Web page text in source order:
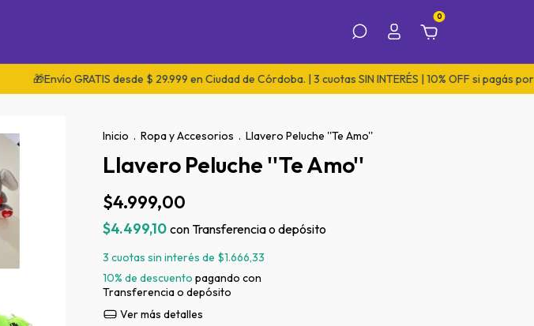
0
🎁Envío GRATIS desde $ 29.999 en Ciudad de Córdoba. | 3 cuotas SIN INTERÉS | 10% OFF si pagás por
Inicio . Ropa y Accesorios . Llavero Peluche ''Te Amo''
Llavero Peluche ''Te Amo''
$4.999,00
$4.499,10 conTransferencia o depósito
3 cuotas sin interés de $1.666,33
10% de descuento pagando con
Transferencia o depósito
Ver más detalles